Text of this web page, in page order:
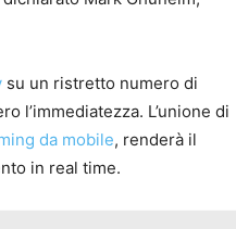
su un ristretto numero di
l’immediatezza. L’unione di
da mobile, renderà il
in real time.